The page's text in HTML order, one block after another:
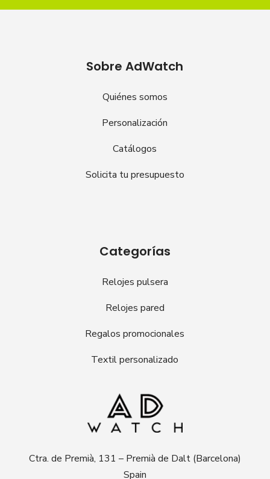
Sobre AdWatch
Quiénes somos
Personalización
Catálogos
Solicita tu presupuesto
Categorías
Relojes pulsera
Relojes pared
Regalos promocionales
Textil personalizado
Ctra. de Premià, 131 – Premià de Dalt (Barcelona)
Spain